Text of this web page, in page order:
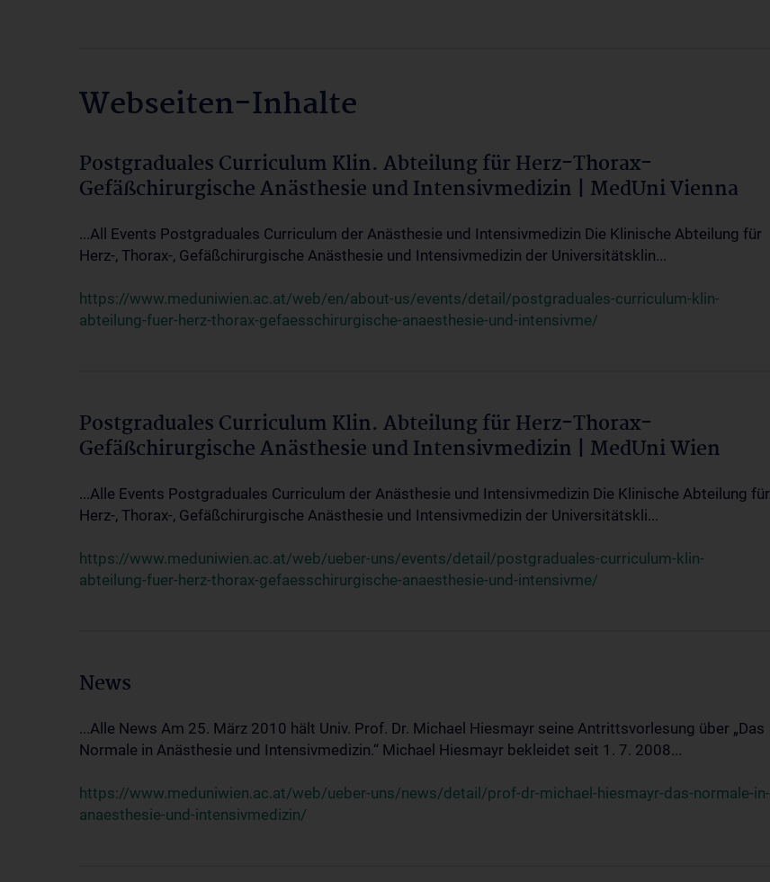
Webseiten-Inhalte
Postgraduales Curriculum Klin. Abteilung für Herz-Thorax-
Gefäßchirurgische Anästhesie und Intensivmedizin | MedUni Vienna
...All Events Postgraduales Curriculum der Anästhesie und Intensivmedizin Die Klinische Abteilung für
Herz-, Thorax-, Gefäßchirurgische Anästhesie und Intensivmedizin der Universitätsklin...
https://www.meduniwien.ac.at/web/en/about-us/events/detail/postgraduales-curriculum-klin-
abteilung-fuer-herz-thorax-gefaesschirurgische-anaesthesie-und-intensivme/
Postgraduales Curriculum Klin. Abteilung für Herz-Thorax-
Gefäßchirurgische Anästhesie und Intensivmedizin | MedUni Wien
...Alle Events Postgraduales Curriculum der Anästhesie und Intensivmedizin Die Klinische Abteilung für
Herz-, Thorax-, Gefäßchirurgische Anästhesie und Intensivmedizin der Universitätskli...
https://www.meduniwien.ac.at/web/ueber-uns/events/detail/postgraduales-curriculum-klin-
abteilung-fuer-herz-thorax-gefaesschirurgische-anaesthesie-und-intensivme/
News
...Alle News Am 25. März 2010 hält Univ. Prof. Dr. Michael Hiesmayr seine Antrittsvorlesung über „Das
Normale in Anästhesie und Intensivmedizin.“ Michael Hiesmayr bekleidet seit 1. 7. 2008...
https://www.meduniwien.ac.at/web/ueber-uns/news/detail/prof-dr-michael-hiesmayr-das-normale-in-
anaesthesie-und-intensivmedizin/